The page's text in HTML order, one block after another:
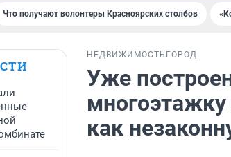
Что получают волонтеры Красноярских столбов
НЕДВИЖИМОСТЬ ГОРОД
Уже
как